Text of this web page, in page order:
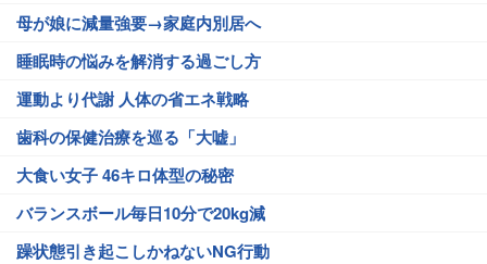
母が娘に減量強要→家庭内別居へ
睡眠時の悩みを解消する過ごし方
運動より代謝 人体の省エネ戦略
歯科の保健治療を巡る「大嘘」
大食い女子 46キロ体型の秘密
バランスボール毎日10分で20kg減
躁状態引き起こしかねないNG行動